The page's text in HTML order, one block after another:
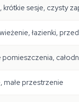
krótkie sesje, czysty
łazienki,
małe przestrzenie